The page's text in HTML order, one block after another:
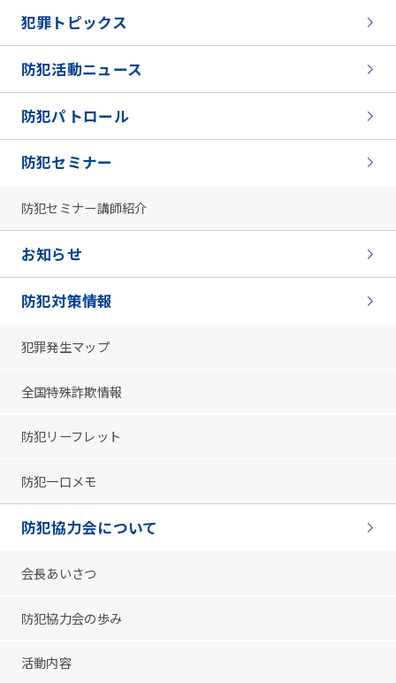
犯罪トピックス
防犯活動ニュース
防犯パトロール
防犯セミナー
防犯セミナー講師紹介
お知らせ
防犯対策情報
犯罪発生マップ
全国特殊詐欺情報
防犯リーフレット
防犯一口メモ
防犯協力会について
会長あいさつ
防犯協力会の歩み
活動内容